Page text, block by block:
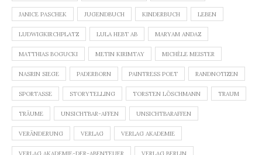
JANICE PASCHEK JUGENDBUCH KINDERBUCH LEBEN
LUDWIGKIRCHPLATZ LULA HEBT AB MARYAM ANDAZ
MATTHIAS BOGUCKI METIN KIRIMTAY MICHÈLE MEISTER
NASRIN SIEGE PADERBORN PAINTRESS POET RANDNOTIZEN
SPORTASSE STORYTELLING TORSTEN LÖSCHMANN TRAUM
TRÄUME UNSICHTBAR-AFFEN UNSICHTBARAFFEN
VERÄNDERUNG VERLAG VERLAG AKADEMIE